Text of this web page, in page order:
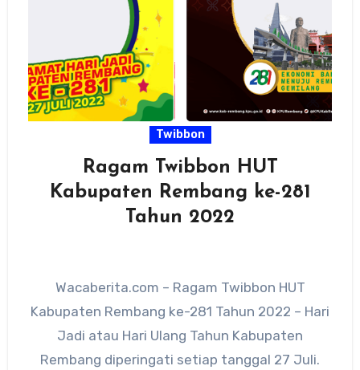
Twibbon
Ragam Twibbon HUT
Kabupaten Rembang ke-281
Tahun 2022
Wacaberita.com – Ragam Twibbon HUT
Kabupaten Rembang ke-281 Tahun 2022 – Hari
Jadi atau Hari Ulang Tahun Kabupaten
Rembang diperingati setiap tanggal 27 Juli.